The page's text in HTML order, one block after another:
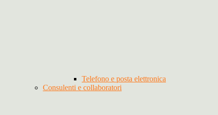
Telefono e posta elettronica
Consulenti e collaboratori